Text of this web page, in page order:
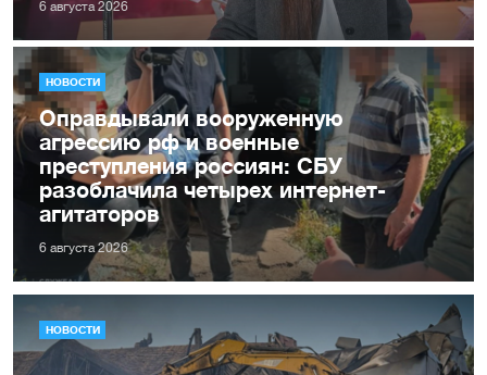
6 августа 2026
НОВОСТИ
Оправдывали вооруженную
агрессию рф и военные
преступления россиян: СБУ
разоблачила четырех интернет-
агитаторов
6 августа 2026
НОВОСТИ